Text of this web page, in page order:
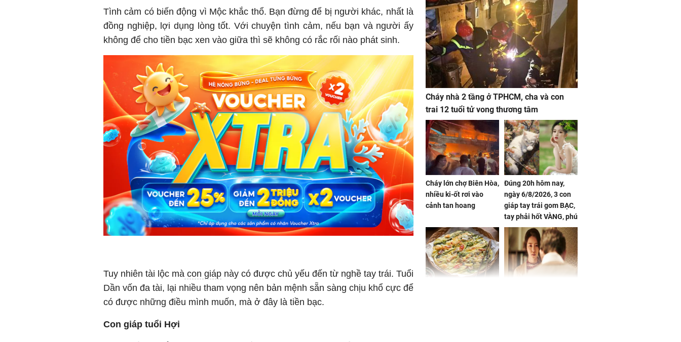
Tình cảm có biến động vì Mộc khắc thổ. Bạn đừng để bị người khác, nhất là
đồng nghiệp, lợi dụng lòng tốt. Với chuyện tình cảm, nếu bạn và người ấy
không để cho tiền bạc xen vào giữa thì sẽ không có rắc rối nào phát sinh.
Tuy nhiên tài lộc mà con giáp này có được chủ yếu đến từ nghề tay trái. Tuổi
Dần vốn đa tài, lại nhiều tham vọng nên bản mệnh sẵn sàng chịu khổ cực để
có được những điều mình muốn, mà ở đây là tiền bạc.
Con giáp tuổi Hợi
Cháy nhà 2 tầng ở TPHCM, cha và con
trai 12 tuổi tử vong thương tâm
Cháy lớn chợ Biên Hòa,
nhiều ki-ốt rơi vào
cảnh tan hoang
Đúng 20h hôm nay,
ngày 6/8/2026, 3 con
giáp tay trái gom BẠC,
tay phải hốt VÀNG, phú
quý ngập nhà, của cải
chất đầy kho